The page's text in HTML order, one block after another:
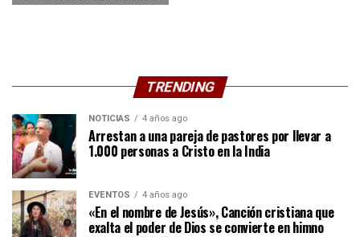
TRENDING
NOTICIAS 4 años ago
Arrestan a una pareja de pastores por llevar a
1.000 personas a Cristo en la India
EVENTOS 4 años ago
«En el nombre de Jesús», Canción cristiana que
exalta el poder de Dios se convierte en himno